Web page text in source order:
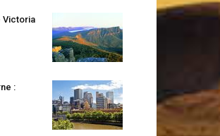
Victoria
: